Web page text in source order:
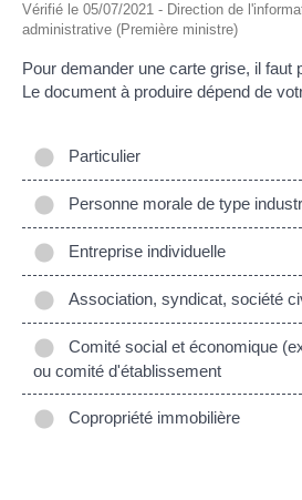
Vérifié le 05/07/2021 - Direction de
administrative (Première ministre)
Pour demander une carte grise, il faut
Le document à produire dépend de
Particulier
Personne morale de type
Entreprise individuelle
Association, syndicat, société
Comité social et économique
ou comité d'établissement
Copropriété immobilière